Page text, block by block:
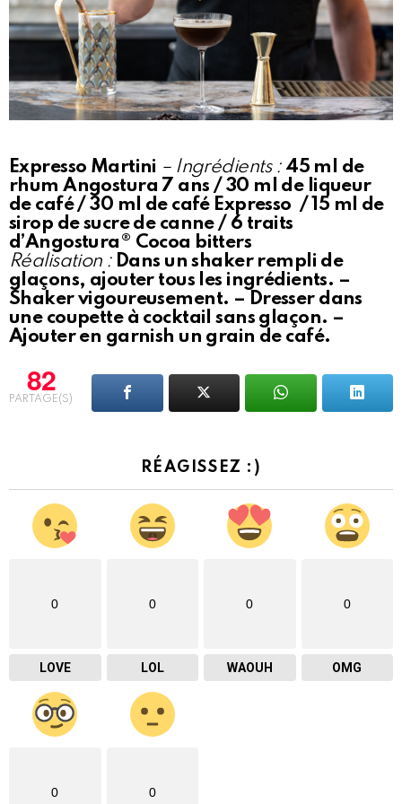
Expresso Martini – Ingrédients :45 ml de
rhum Angostura 7 ans / 30 ml de liqueur
de café / 30 ml de café Expresso / 15 ml de
sirop de sucre de canne / 6 traits
d’Angostura® Cocoa bitters
Réalisation :Dans un shaker rempli de
glaçons, ajouter tous les ingrédients. –
Shaker vigoureusement. – Dresser dans
une coupette à cocktail sans glaçon. –
Ajouter en garnish un grain de café.
82
PARTAGE(S)
RÉAGISSEZ :)
0
LOVE
0
LOL
0
WAOUH
0
OMG
0 0